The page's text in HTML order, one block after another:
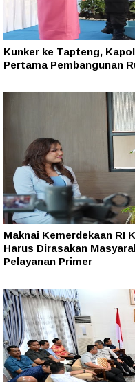
Kunker ke Tapteng,
Pertama Pembangunan
Maknai Kemerdekaan RI
Harus Dirasakan
Pelayanan Primer